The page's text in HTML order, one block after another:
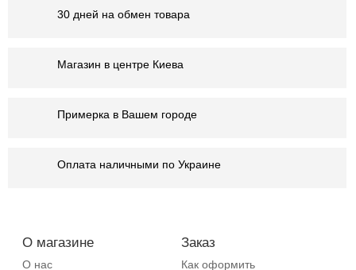
30 дней на обмен товара
Магазин в центре Киева
Примерка в Вашем городе
Оплата наличными по Украине
О магазине
О нас
Заказ
Как оформить